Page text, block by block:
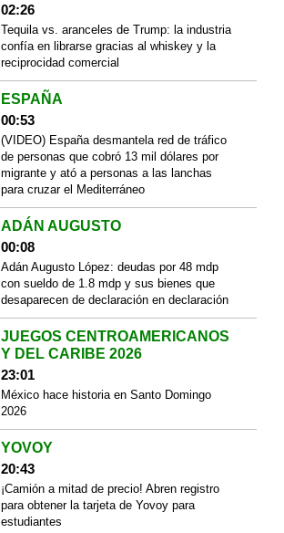
02:26
Tequila vs. aranceles de Trump: la industria
confía en librarse gracias al whiskey y la
reciprocidad comercial
ESPAÑA
00:53
(VIDEO) España desmantela red de tráfico
de personas que cobró 13 mil dólares por
migrante y ató a personas a las lanchas
para cruzar el Mediterráneo
ADÁN AUGUSTO
00:08
Adán Augusto López: deudas por 48 mdp
con sueldo de 1.8 mdp y sus bienes que
desaparecen de declaración en declaración
JUEGOS CENTROAMERICANOS
Y DEL CARIBE 2026
23:01
México hace historia en Santo Domingo
2026
YOVOY
20:43
¡Camión a mitad de precio! Abren registro
para obtener la tarjeta de Yovoy para
estudiantes